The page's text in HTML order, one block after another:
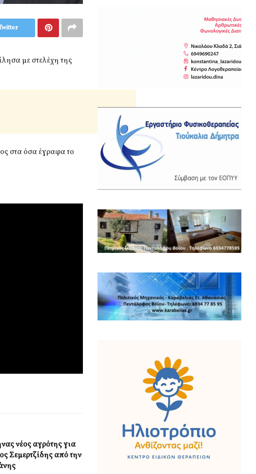
με στελέχη της
στα όσα έγραφα το
νέος αγρότης για
Σεμερτζίδης από την